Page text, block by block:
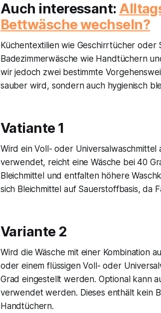
Auch interessant:
Bettwäsche wechseln?
Küchentextilien wie Geschirrtücher oder
Badezimmerwäsche wie Handtüchern
wir jedoch zwei bestimmte
sauber wird, sondern auch hygienisch
Vatiante 1
Wird ein Voll- oder
verwendet, reicht eine Wäsche bei 40
Bleichmittel und entfalten höhere
sich Bleichmittel auf Sauerstoffbasis,
Variante 2
Wird die Wäsche mit einer Kombination
oder einem flüssigen Voll- oder
Grad eingestellt werden. Optional kann
verwendet werden. Dieses enthält kein
Handtüchern.